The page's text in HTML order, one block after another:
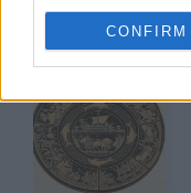
CONFIRM